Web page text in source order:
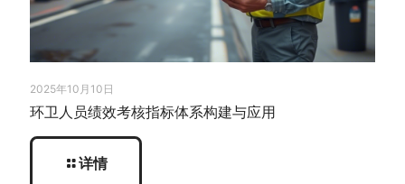
2025年10月10日
环卫人员绩效考核指标体系构建与应用
详情